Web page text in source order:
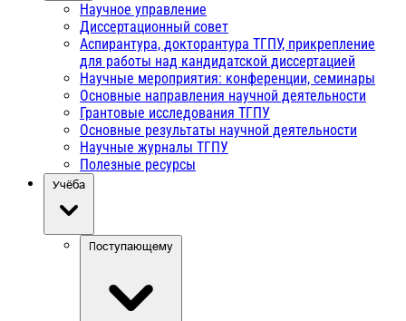
Научное управление
Диссертационный совет
Аспирантура, докторантура ТГПУ, прикрепление
для работы над кандидатской диссертацией
Научные мероприятия: конференции, семинары
Основные направления научной деятельности
Грантовые исследования ТГПУ
Основные результаты научной деятельности
Научные журналы ТГПУ
Полезные ресурсы
Учёба
Поступающему